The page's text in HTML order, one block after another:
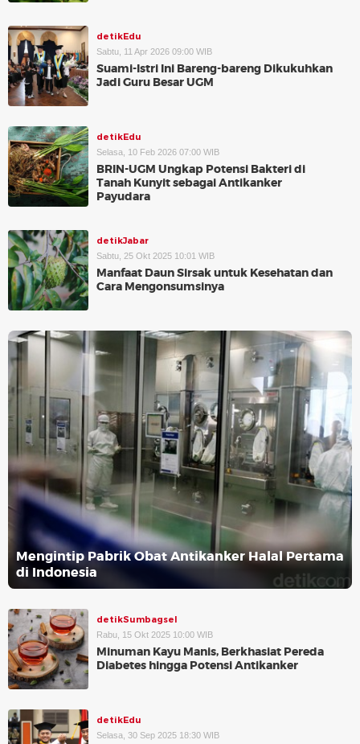
detikEdu
Sabtu, 11 Apr 2026 09:00 WIB
Suami-Istri Ini Bareng-bareng Dikukuhkan
Jadi Guru Besar UGM
detikEdu
Selasa, 10 Feb 2026 07:00 WIB
BRIN-UGM Ungkap Potensi Bakteri di
Tanah Kunyit sebagai Antikanker
Payudara
detikJabar
Sabtu, 25 Okt 2025 10:01 WIB
Manfaat Daun Sirsak untuk Kesehatan dan
Cara Mengonsumsinya
Mengintip Pabrik Obat Antikanker Halal Pertama
di Indonesia
detikSumbagsel
Rabu, 15 Okt 2025 10:00 WIB
Minuman Kayu Manis, Berkhasiat Pereda
Diabetes hingga Potensi Antikanker
detikEdu
Selasa, 30 Sep 2025 18:30 WIB